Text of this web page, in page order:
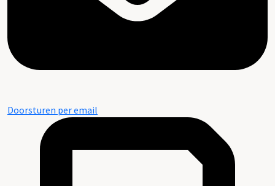
Doorsturen per email